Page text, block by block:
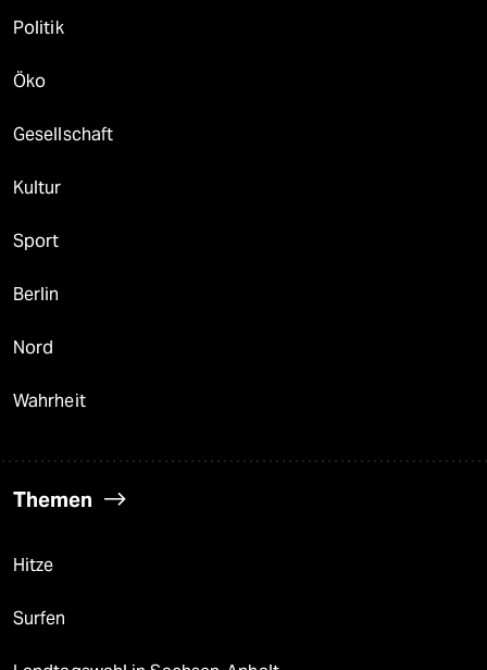
Politik
Öko
Gesellschaft
Kultur
Sport
Berlin
Nord
Wahrheit
Themen
Hitze
Surfen